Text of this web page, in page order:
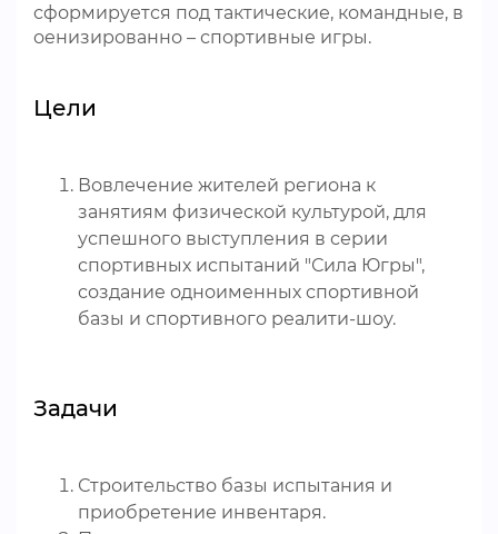
сформируется под тактические, командные, в
оенизированно – спортивные игры.
Цели
Вовлечение жителей региона к
занятиям физической культурой, для
успешного выступления в серии
спортивных испытаний "Сила Югры",
создание одноименных спортивной
базы и спортивного реалити-шоу.
Задачи
Строительство базы испытания и
приобретение инвентаря.